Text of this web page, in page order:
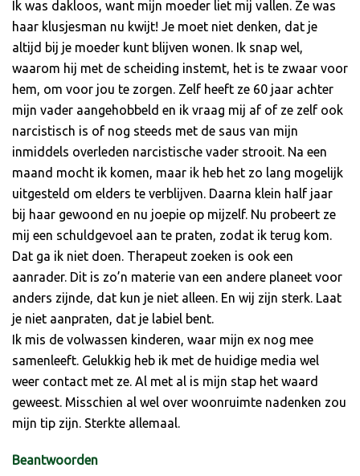
Ik was dakloos, want mijn moeder liet mij vallen. Ze was
haar klusjesman nu kwijt! Je moet niet denken, dat je
altijd bij je moeder kunt blijven wonen. Ik snap wel,
waarom hij met de scheiding instemt, het is te zwaar voor
hem, om voor jou te zorgen. Zelf heeft ze 60 jaar achter
mijn vader aangehobbeld en ik vraag mij af of ze zelf ook
narcistisch is of nog steeds met de saus van mijn
inmiddels overleden narcistische vader strooit. Na een
maand mocht ik komen, maar ik heb het zo lang mogelijk
uitgesteld om elders te verblijven. Daarna klein half jaar
bij haar gewoond en nu joepie op mijzelf. Nu probeert ze
mij een schuldgevoel aan te praten, zodat ik terug kom.
Dat ga ik niet doen. Therapeut zoeken is ook een
aanrader. Dit is zo’n materie van een andere planeet voor
anders zijnde, dat kun je niet alleen. En wij zijn sterk. Laat
je niet aanpraten, dat je labiel bent.
Ik mis de volwassen kinderen, waar mijn ex nog mee
samenleeft. Gelukkig heb ik met de huidige media wel
weer contact met ze. Al met al is mijn stap het waard
geweest. Misschien al wel over woonruimte nadenken zou
mijn tip zijn. Sterkte allemaal.
Beantwoorden